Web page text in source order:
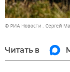
© РИА Новости . Сергей
Читать в